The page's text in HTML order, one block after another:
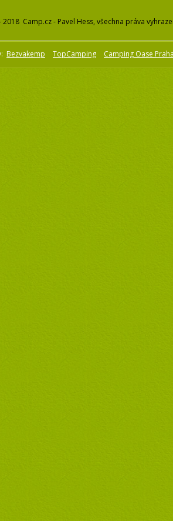
Camp.cz - Pavel Hess, všechna práva
Bezvakemp TopCamping Camping Oase